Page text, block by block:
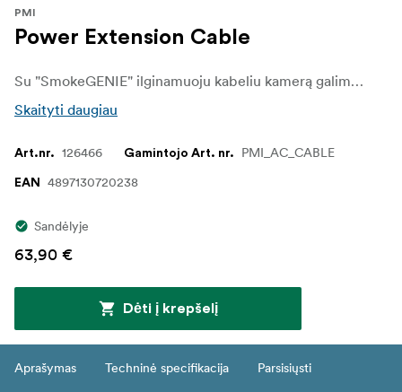
PMI
Power Extension Cable
Su "SmokeGENIE" ilginamuoju kabeliu kamerą galima įjungti nuotoliniu būdu. 60 cm ilgio. Galima prijungti ne daugiau kaip 3 kabelius, iš viso 1,8 m ilgio.
Skaityti daugiau
Art.nr. 126466 Gamintojo Art. nr. PMI_AC_CABLE
EAN 4897130720238
Sandėlyje
63,90 €
Dėti į krepšelį
Aprašymas Techninė specifikacija Parsisiųsti